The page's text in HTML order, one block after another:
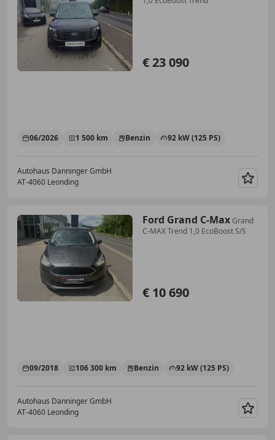
€ 23 090
06/2026 1 500 km Benzin 92 kW (125 PS)
Autohaus Danninger GmbH
AT-4060 Leonding
Ford Grand C-MaxGrand
C-MAX Trend 1,0 EcoBoost S/S
€ 10 690
09/2018 106 300 km Benzin 92 kW (125 PS)
Autohaus Danninger GmbH
AT-4060 Leonding